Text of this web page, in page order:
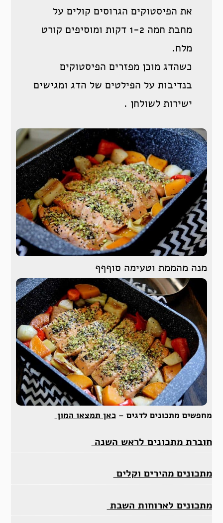
את הפיסטוקים הגרוסים קולים על
מחבת חמה 1-2 דקות ומוסיפים קורט
מלח.
כשהדג מוכן מפזרים הפיסטוקים
בנדיבות על הפילטים של הדג ומגישים
ישירות לשולחן .
מנה מהממת וטעימה סוףףף
מחפשים מתכונים לדגים – כאן תמצאו המון
חוברת מתכונים לראש השנה
מתכונים מהירים וקלים
מתכונים לארוחות השבת